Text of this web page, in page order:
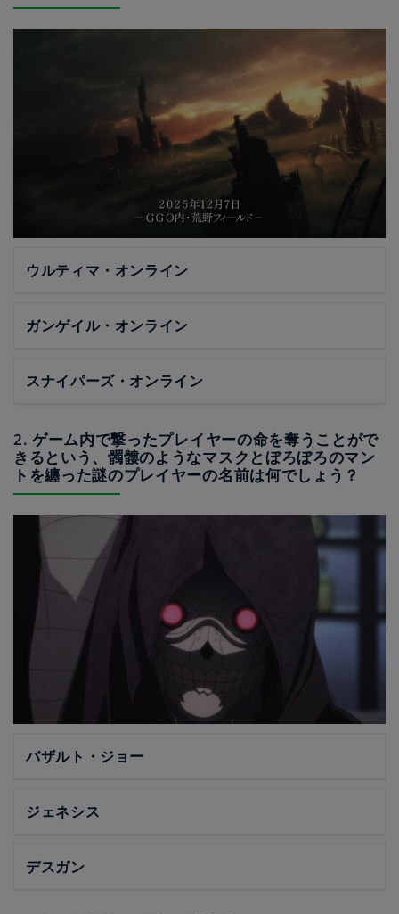
ウルティマ・オンライン
ガンゲイル・オンライン
スナイパーズ・オンライン
2. ゲーム内で撃ったプレイヤーの命を奪うことがで
きるという、髑髏のようなマスクとぼろぼろのマン
トを纏った謎のプレイヤーの名前は何でしょう？
バザルト・ジョー
ジェネシス
デスガン